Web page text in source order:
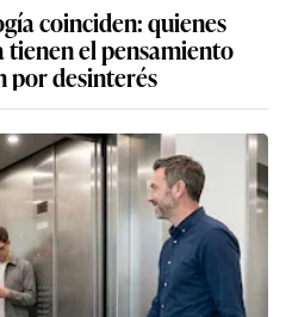
coinciden: quienes
el pensamiento
por desinterés